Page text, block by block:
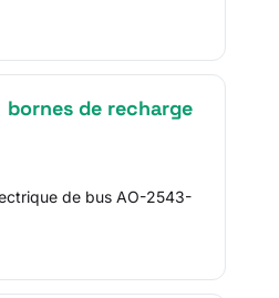
bornes de recharge
de bus AO-2543-